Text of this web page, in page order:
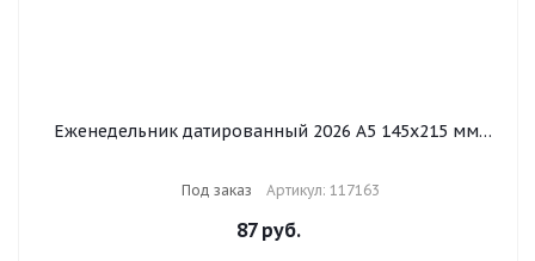
Еженедельник датированный 2026 А5 145х215 мм,
Под заказ Артикул: 117163
87руб.